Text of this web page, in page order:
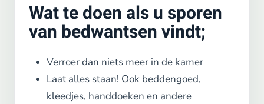
Wat te doen als u sporen
van bedwantsen vindt;
Verroer dan niets meer in de kamer
Laat alles staan! Ook beddengoed,
kleedjes, handdoeken en andere